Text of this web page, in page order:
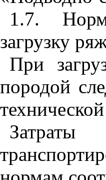
1.7.
загрузку
При
породой
Затраты